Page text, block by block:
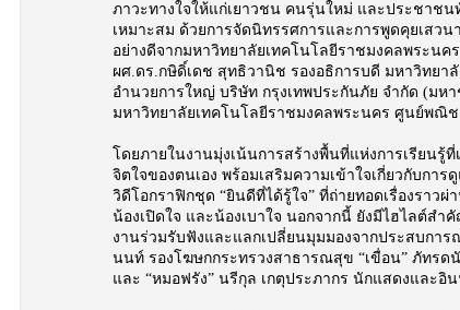
ภาวะทางใจให้แก่เยาวชน คนรุ่นใหม่ และประชาชน
เหมาะสม ด้วยการจัดนิทรรศการและการพูดคุยเสว
อย่างดีจากมหาวิทยาลัยเทคโนโลยีราชมงคลพระน
ผศ.ดร.กษิดิ์เดช สุทธิวานิช รองอธิการบดี มหาวิทย
อำนวยการใหญ่ บริษัท กรุงเทพประกันภัย จำกัด (ม
มหาวิทยาลัยเทคโนโลยีราชมงคลพระนคร ศูนย์พณิช
โดยภายในงานมุ่งเน้นการสร้างพื้นที่แห่งการเรียนรู้
จิตใจของตนเอง พร้อมเสริมความเข้าใจเกี่ยวกับกา
วิดีโอกราฟิกชุด “ยินดีที่ได้รู้ใจ” ที่ถ่ายทอดเรื่องราวผ่
น้องเปิดใจ และน้องเบาใจ นอกจากนี้ ยังมีไฮไลต์สำ
งานร่วมรับฟังและแลกเปลี่ยนมุมมองจากประสบกา
นนท์ รองโฆษกกระทรวงสาธารณสุข “เขื่อน” ภัทรด
และ “หมอฟรัง” นรีกุล เกตุประภากร นักแสดงและอิ